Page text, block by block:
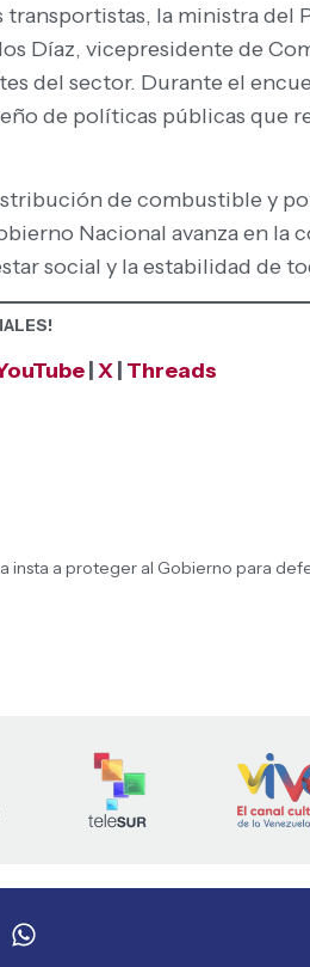
la ministra del
Díaz, vicepresidente de
del sector. Durante el
de políticas públicas que
de combustible y
Nacional avanza en la
social y la estabilidad de
X Threads